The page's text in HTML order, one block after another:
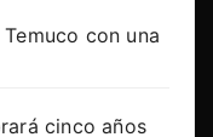
con una
cinco años